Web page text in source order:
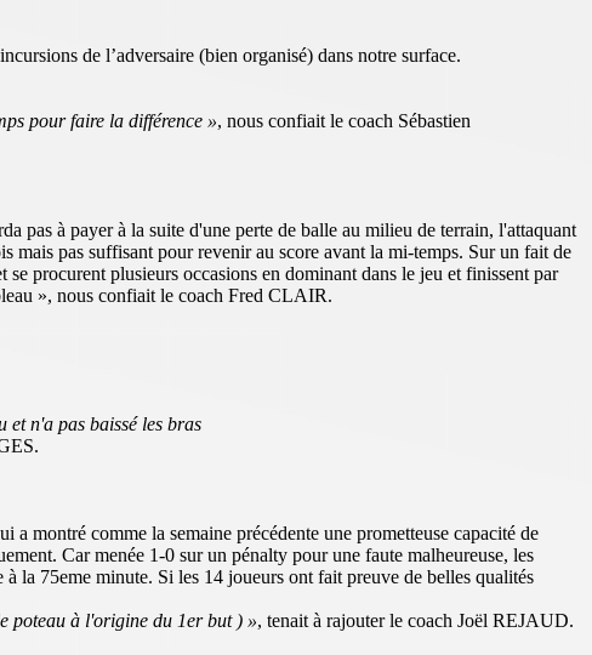
de l’adversaire (bien organisé) dans notre surface.
pour faire la différence », nous confiait le coach Sébastien
pas à payer à la suite d'une perte de balle au milieu de terrain, l'attaquant
pas suffisant pour revenir au score avant la mi-temps. Sur un fait de
procurent plusieurs occasions en dominant dans le jeu et finissent par
», nous confiait le coach Fred CLAIR.
n'a pas baissé les bras
montré comme la semaine précédente une prometteuse capacité de
Car menée 1-0 sur un pénalty pour une faute malheureuse, les
la 75eme minute. Si les 14 joueurs ont fait preuve de belles qualités
poteau à l'origine du 1er but ) », tenait à rajouter le coach Joël REJAUD.